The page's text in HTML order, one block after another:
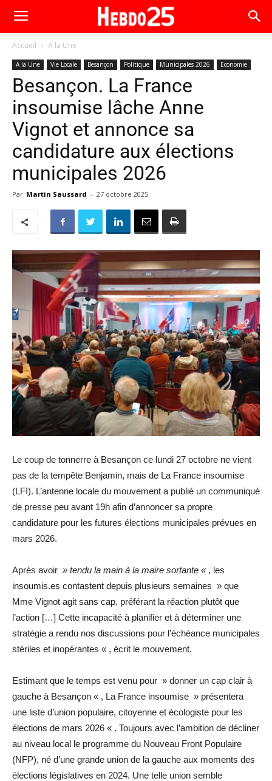
Accueil A la Une
A la Une Vie Locale Besançon Politique Municipales 2026 Economie
Besançon. La France
insoumise lâche Anne
Vignot et annonce sa
candidature aux élections
municipales 2026
Par Martin Saussard - 27 octobre 2025
Le coup de tonnerre à Besançon ce lundi 27 octobre ne vient
pas de la tempête Benjamin, mais de La France insoumise
(LFI). L’antenne locale du mouvement a publié un communiqué
de presse peu avant 19h afin d’annoncer sa propre
candidature pour les futures élections municipales prévues en
mars 2026.
Après avoir » tendu la main à la maire sortante « , les
insoumis.es contastent depuis plusieurs semaines » que
Mme Vignot agit sans cap, préférant la réaction plutôt que
l’action […] Cette incapacité à planifier et à déterminer une
stratégie a rendu nos discussions pour l’échéance municipales
stériles et inopérantes « , écrit le mouvement.
Estimant que le temps est venu pour » donner un cap clair à
gauche à Besançon « , La France insoumise » présentera
une liste d’union populaire, citoyenne et écologiste pour les
élections de mars 2026 « . Toujours avec l’ambition de décliner
au niveau local le programme du Nouveau Front Populaire
(NFP), né d’une grande union de la gauche aux moments des
élections législatives en 2024. Une telle union semble